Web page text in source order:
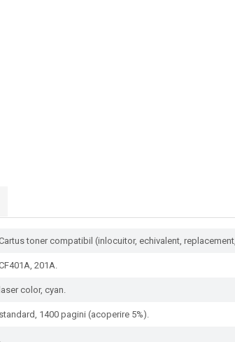
toner compatibil (inlocuitor, echivalent,
201A.
laser color, cyan.
standard, 1400 pagini (acoperire 5%).
.